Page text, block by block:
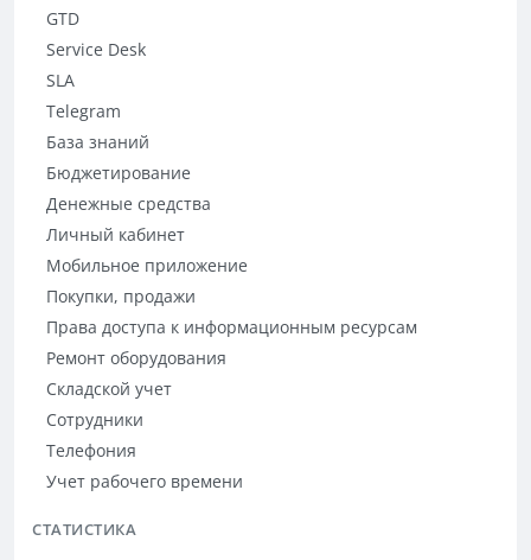
GTD
Service Desk
SLA
Telegram
База знаний
Бюджетирование
Денежные средства
Личный кабинет
Мобильное приложение
Покупки, продажи
Права доступа к информационным ресурсам
Ремонт оборудования
Складской учет
Сотрудники
Телефония
Учет рабочего времени
СТАТИСТИКА